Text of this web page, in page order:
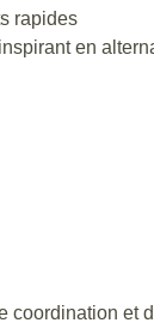
rapides
en
et